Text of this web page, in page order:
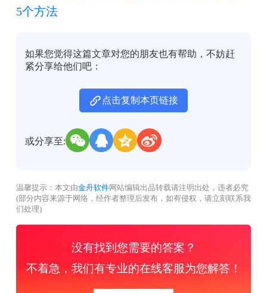
5个方法
如果您觉得这篇文章对您的朋友也有帮助，不妨赶
紧分享给他们吧：
点击复制本页链接
或分享至:
温馨提示：本文由金舟软件网站编辑出品转载请注明出处，违者必究
(部分内容来源于网络，经作者整理后发布，如有侵权，请立刻联系我
们处理)
没有找到您需要的答案？
不着急，我们有专业的在线客服为您解答！